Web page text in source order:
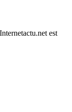
est